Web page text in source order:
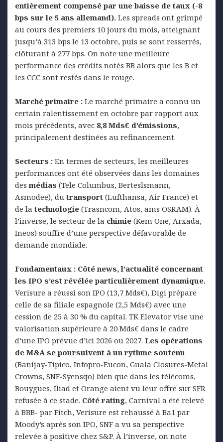
entièrement compensé par une baisse de taux (-8
bps sur le 5 ans allemand). Les spreads ont grimpé
au cours des premiers 10 jours du mois, atteignant
jusqu’à 313 bps le 13 octobre, puis se sont resserrés,
clôturant à 277 bps. On note une meilleure
performance des crédits notés BB alors que les B et
les CCC sont restés dans le rouge.
Marché primaire : Le marché primaire a connu un
certain ralentissement en octobre par rapport aux
mois précédents, avec 8,8 Mds€ d’émissions,
principalement destinées au refinancement.
Secteurs : En termes de secteurs, les meilleures
performances ont été observées dans les domaines
desmédias (Tele Columbus, Berteslsmann,
Asmodee), dutransport (Lufthansa, Air France) et
de latechnologie (Trasncom, Atos, ams OSRAM). À
l’inverse, le secteur de la chimie (Kem One, Arxada,
Ineos) souffre d’une perspective défavorable de
demande mondiale.
Fondamentaux : Côté news, l’actualité concernant
les IPO s’est révélée particulièrement dynamique.
Verisure a réussi son IPO (13,7 Mds€), Digi prépare
celle de sa filiale espagnole (2,5 Mds€) avec une
cession de 25 à 30 % du capital. TK Elevator vise une
valorisation supérieure à 20 Mds€ dans le cadre
d’une IPO prévue d’ici 2026 ou 2027. Les opérations
de M&A se poursuivent à un rythme soutenu
(Banijay-Tipico, Infopro-Eucon, Guala Closures-Metal
Crowns, SNF-Syensqo) bien que dans les télécoms,
Bouygues, Iliad et Orange aient vu leur offre sur SFR
refusée à ce stade. Côté rating, Carnival a été relevé
à BBB- par Fitch, Verisure est rehaussé à Ba1 par
Moody’s après son IPO, SNF a vu sa perspective
relevée à positive chez S&P. À l’inverse, on note